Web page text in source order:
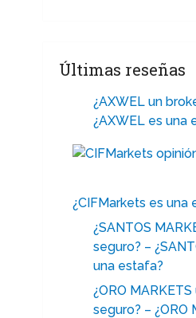
Últimas reseñas
¿AXWEL un
¿AXWEL es una
¿CIFMarkets es una
¿SANTOS
seguro? –
una estafa?
¿ORO
seguro? – ¿ORO